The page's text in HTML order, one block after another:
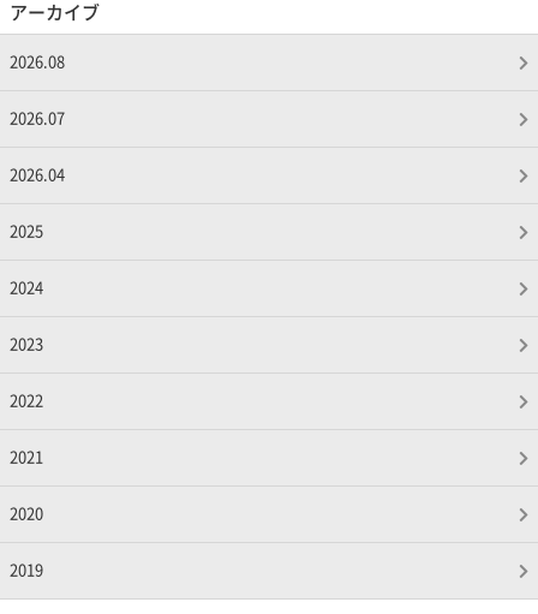
アーカイブ
2026.08
2026.07
2026.04
2025
2024
2023
2022
2021
2020
2019